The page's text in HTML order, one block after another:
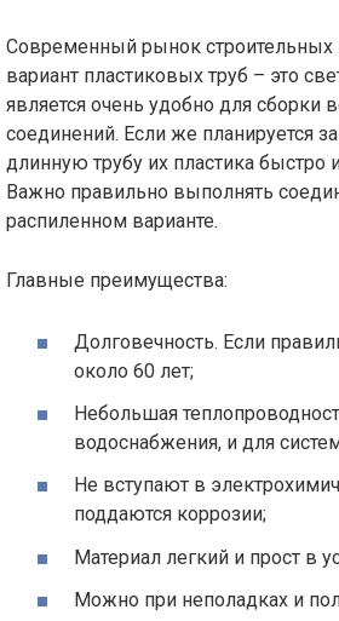
Современный рынок строительных
вариант пластиковых труб – это
является очень удобно для сборки
соединений. Если же планируется
длинную трубу их пластика быстро
Важно правильно выполнять
распиленном варианте.
Главные преимущества:
Долговечность. Если
около 60 лет;
Небольшая
водоснабжения, и для
Не вступают в
поддаются коррозии;
Материал легкий и прост в
Можно при неполадках и